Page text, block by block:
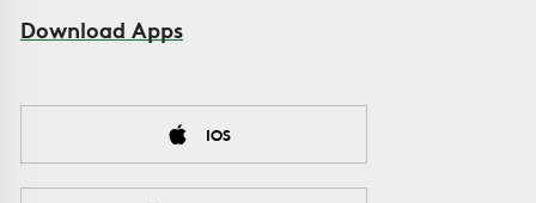
Download Apps
IOS